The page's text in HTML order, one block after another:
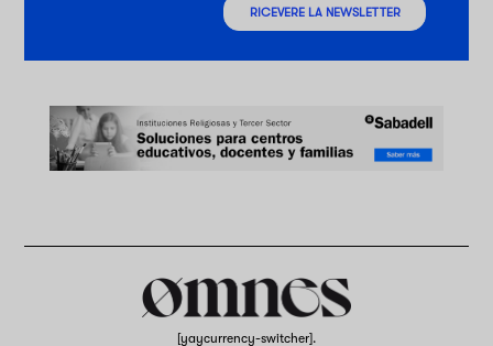
RICEVERE LA NEWSLETTER
[yaycurrency-switcher].